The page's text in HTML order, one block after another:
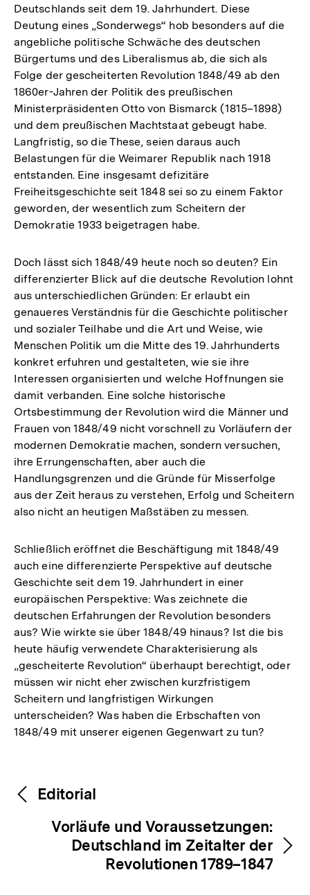
Deutschlands seit dem 19. Jahrhundert. Diese
Deutung eines „­Sonderwegs“ hob besonders auf die
angebliche politische Schwäche des deutschen
Bürgertums und des Liberalismus ab, die sich als
Folge der gescheiterten Revolution 1848/49 ab den
1860er-­Jahren der Politik des preußischen
Ministerpräsidenten Otto von Bismarck (1815–1898)
und dem preußischen Machtstaat gebeugt habe.
Langfristig, so die These, seien daraus auch
Belastungen für die Weimarer Republik nach 1918
entstanden. Eine insgesamt defizitäre
Freiheitsgeschichte seit 1848 sei so zu einem Faktor
geworden, der wesentlich zum Scheitern der
Demokratie 1933 beigetragen habe.
Doch lässt sich 1848/49 heute noch so deuten? Ein
differenzierter Blick auf die deutsche Revolution lohnt
aus unterschiedlichen Gründen: Er erlaubt ein
genaueres Verständnis für die Geschichte politischer
und sozialer Teilhabe und die Art und Weise, wie
Menschen Politik um die Mitte des 19. Jahrhunderts
konkret erfuhren und gestalteten, wie sie ihre
Interessen organisierten und welche Hoffnungen sie
damit verbanden. Eine solche historische
Ortsbestimmung der Revolution wird die Männer und
Frauen von 1848/49 nicht vorschnell zu Vorläufern der
modernen Demokratie machen, sondern versuchen,
ihre Errungenschaften, aber auch die
Handlungsgrenzen und die Gründe für Misserfolge
aus der Zeit heraus zu verstehen, Erfolg und Scheitern
also nicht an heutigen Maßstäben zu messen.
Schließlich eröffnet die Beschäftigung mit 1848/49
auch eine differenzierte Perspektive auf deutsche
Geschichte seit dem 19. Jahrhundert in einer
europäischen Perspektive: Was zeichnete die
deutschen Erfahrungen der Revolution besonders
aus? Wie wirkte sie über 1848/49 hinaus? Ist die bis
heute häufig verwendete Charakterisierung als
„gescheiterte Revolution“ überhaupt berechtigt, oder
müssen wir nicht eher zwischen kurzfristigem
Scheitern und langfristigen Wirkungen
unterscheiden? Was haben die Erbschaften von
1848/49 mit unserer eigenen Gegenwart zu tun?
Inhaltsnavigation
Inhaltsnavigation
Editorial
Vorläufe und Voraussetzungen:
Deutschland im Zeitalter der
Revolutionen 1789–1847